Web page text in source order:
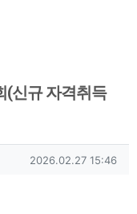
(신규 자격취득
작성일
2026.02.27 15:46